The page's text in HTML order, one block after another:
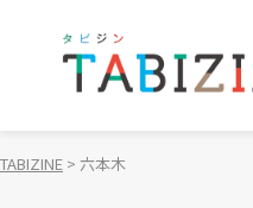
TABIZINE 六本木